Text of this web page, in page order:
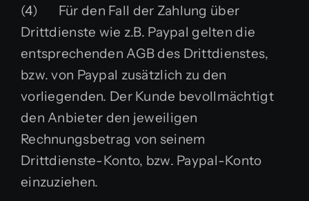
(4) Für den Fall der Zahlung über
Drittdienste wie z.B. Paypal gelten die
entsprechenden AGB des Drittdienstes,
bzw. von Paypal zusätzlich zu den
vorliegenden. Der Kunde bevollmächtigt
den Anbieter den jeweiligen
Rechnungsbetrag von seinem
Drittdienste-Konto, bzw. Paypal-Konto
einzuziehen.